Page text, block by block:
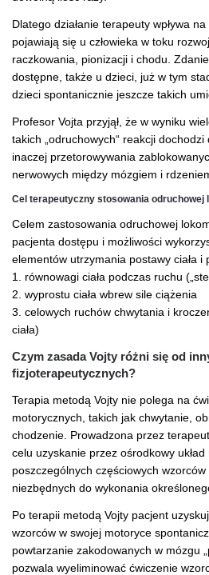
Dlatego działanie terapeuty wpływa
pojawiają się u człowieka w toku
raczkowania, pionizacji i chodu.
dostępne, także u dzieci, już w tym
dzieci spontanicznie jeszcze takich
Profesor Vojta przyjął, że w wyniku
takich „odruchowych“ reakcji
inaczej przetorowywania
nerwowych między mózgiem i
Cel terapeutyczny stosowania odruchowej
Celem zastosowania odruchowej
pacjenta dostępu i możliwości
elementów utrzymania postawy ciała i
1. równowagi ciała podczas ruchu
2. wyprostu ciała wbrew sile ciążenia
3. celowych ruchów chwytania i
ciała)
Czym zasada Vojty różni się od
fizjoterapeutycznych?
Terapia metodą Vojty nie polega na
motorycznych, takich jak chwytanie,
chodzenie. Prowadzona przez
celu uzyskanie przez ośrodkowy
poszczególnych częściowych wzorców
niezbędnych do wykonania
Po terapii metodą Vojty pacjent
wzorców w swojej motoryce
powtarzanie zakodowanych w mózgu
pozwala wyeliminować ćwiczenie